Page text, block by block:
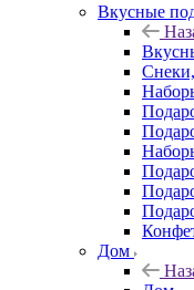
Вкусные
Дом